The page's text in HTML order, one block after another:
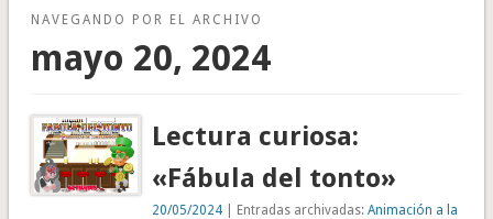
NAVEGANDO POR EL ARCHIVO
mayo 20, 2024
Lectura curiosa:
«Fábula del tonto»
20/05/2024 | Entradas archivadas:Animación a la